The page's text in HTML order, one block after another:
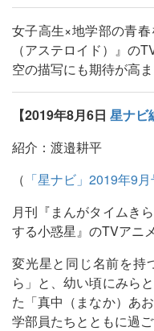
女子高生×地学部の青
（アステロイド）』の
空の描写にも期待が高ま
【2019年8月6日 星ナビ
紹介：渡邉耕平
（ 「星ナビ」2019年9
月刊『まんがタイムき
する小惑星』のTVアニ
変光星と同じ名前を持
ら」と、幼い頃にみら
た「真中（まなか）あ
学部員たちとともに過